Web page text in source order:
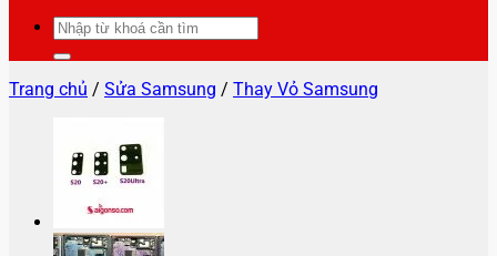
Tìm
kiếm:
Trang chủ / Sửa Samsung / Thay Vỏ Samsung